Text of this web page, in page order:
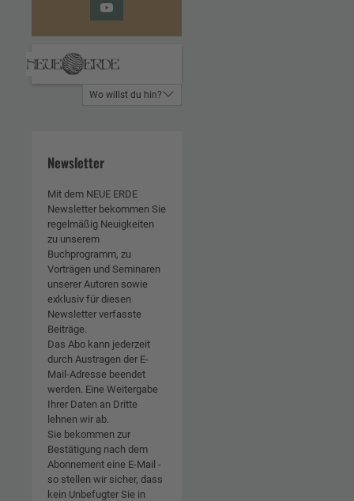
YouTube
Wo willst du hin?
Newsletter
Mit dem NEUE ERDE
Newsletter bekommen Sie
regelmäßig Neuigkeiten
zu unserem
Buchprogramm, zu
Vorträgen und Seminaren
unserer Autoren sowie
exklusiv für diesen
Newsletter verfasste
Beiträge.
Das Abo kann jederzeit
durch Austragen der E-
Mail-Adresse beendet
werden. Eine Weitergabe
Ihrer Daten an Dritte
lehnen wir ab.
Sie bekommen zur
Bestätigung nach dem
Abonnement eine E-Mail -
so stellen wir sicher, dass
kein Unbefugter Sie in